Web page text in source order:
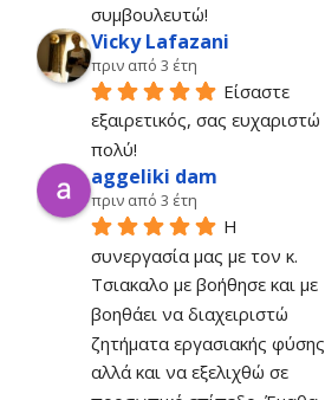
συμβουλευτώ!
Vicky Lafazani
πριν από 3 έτη
Είσαστε
εξαιρετικός, σας ευχαριστώ
πολύ!
aggeliki dam
πριν από 3 έτη
Η
συνεργασία μας με τον κ.
Τσιακαλο με βοήθησε και με
βοηθάει να διαχειριστώ
ζητήματα εργασιακής φύσης
αλλά και να εξελιχθώ σε